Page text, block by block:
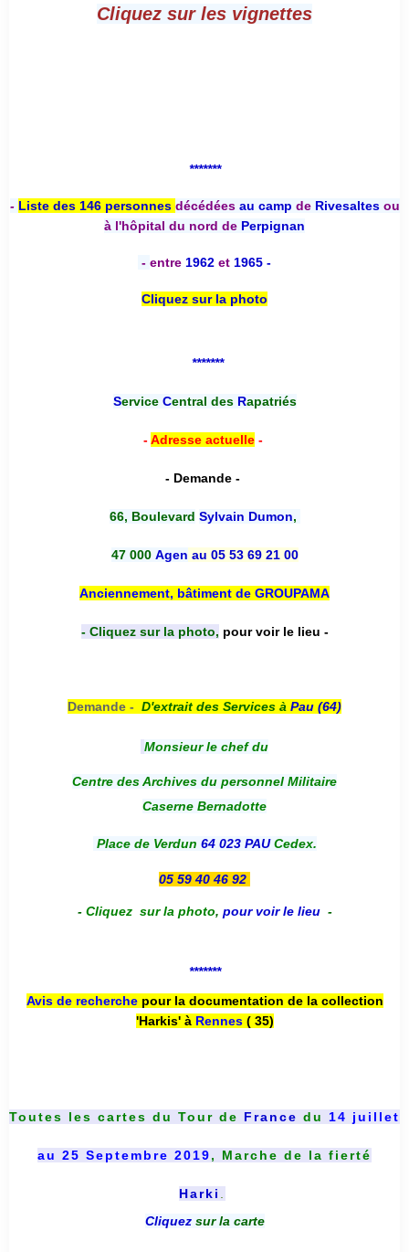
Cliquez sur les vignettes
*******
- Liste des 146 personnes décédées au camp deRivesaltesou
à l'hôpital du nord de Perpignan
- entre 1962 et 1965 -
Cliquez sur la photo
*******
Service Central desRapatriés
-Adresse actuelle-
- Demande -
66, Boulevard Sylvain Dumon,
47 000 Agen au 05 53 69 21 00
Anciennement, bâtiment de GROUPAMA
- Cliquez sur la photo, pour voir le lieu -
Demande - D'extrait des Services à Pau (64)
Monsieur le chef du
Centre des Archives du personnel Militaire
Caserne Bernadotte
Place de Verdun 64 023 PAUCedex.
05 59 40 46 92
- Cliquez sur la photo, pour voir le lieu -
*******
Avis de recherche pour la documentation de la collection
'Harkis' à Rennes( 35)
Toutes les cartes du Tour de France du 14 juillet
au 25 Septembre 2019, Marche de la fierté
Harki
Cliquez sur la carte